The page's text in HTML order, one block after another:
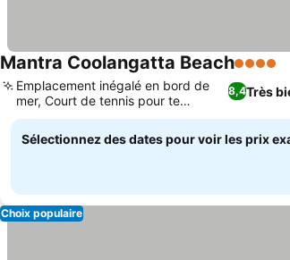
Mantra Coolangatta Beach4 Étoiles
8,4Très
Emplacement inégalé en bord de
mer, Court de tennis pour te
dépenser
Sélectionnez des dates pour voir les prix
Choix populaire